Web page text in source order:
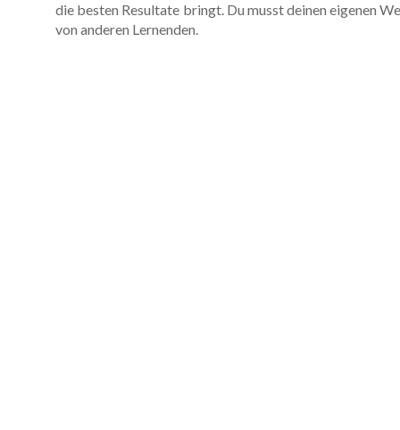
die besten Resultate bringt. Du musst deinen eigenen
von anderen Lernenden.